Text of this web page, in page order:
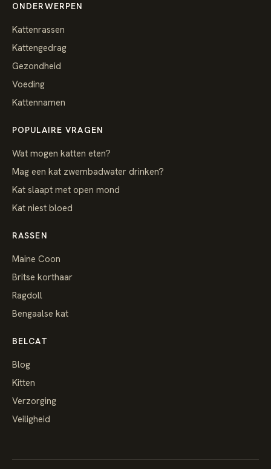
ONDERWERPEN
Kattenrassen
Kattengedrag
Gezondheid
Voeding
Kattennamen
POPULAIRE VRAGEN
Wat mogen katten eten?
Mag een kat zwembadwater drinken?
Kat slaapt met open mond
Kat niest bloed
RASSEN
Maine Coon
Britse korthaar
Ragdoll
Bengaalse kat
BELCAT
Blog
Kitten
Verzorging
Veiligheid